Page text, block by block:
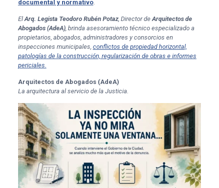
documental y normativo.
El Arq. Legista Teodoro Rubén Potaz, Director de Arquitectos de
Abogados (AdeA), brinda asesoramiento técnico especializado a
propietarios, abogados, administradores y consorcios en
inspecciones municipales, conflictos de propiedad horizontal,
patologías de la construcción, regularización de obras e informes
periciales.
Arquitectos de Abogados (AdeA)
La arquitectura al servicio de la Justicia.